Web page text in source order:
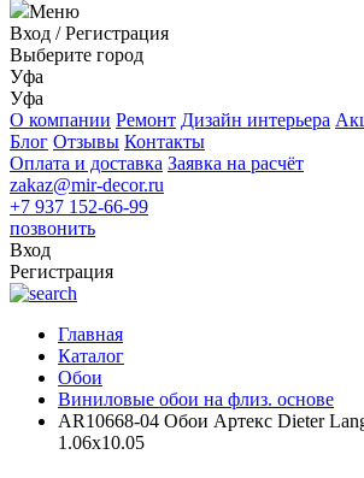
Меню
Вход /Регистрация
Выберите город
Уфа
Уфа
О компании Ремонт Дизайн интерьера
Блог Отзывы Контакты
Оплата и доставка Заявка на расчёт
zakaz@mir-decor.ru
+7 937 152-66-99
позвонить
Вход
Регистрация
Главная
Каталог
Обои
Виниловые обои на флиз. основе
AR10668-04 Обои Артекс Dieter
1.06x10.05